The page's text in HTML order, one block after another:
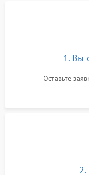
1. Вы
Оставьте
2.